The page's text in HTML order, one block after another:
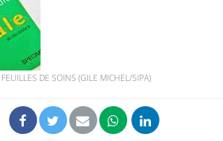
DE SOINS (GILE MICHEL/SIPA)
stratégie simple aurait
changé la donne au Pays
basque